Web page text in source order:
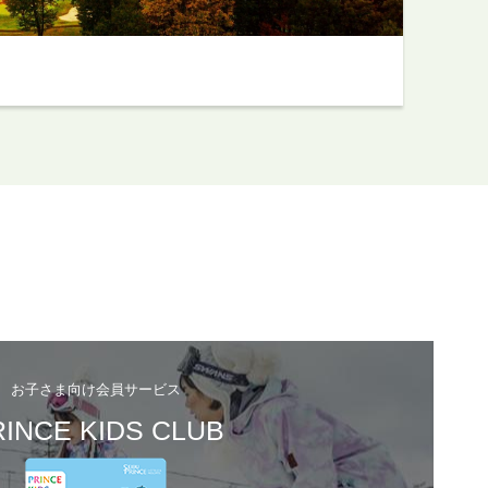
お子さま向け会員サービス
KIDS CLUB